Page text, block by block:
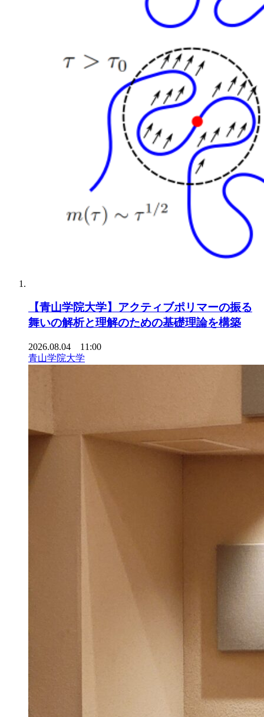
【青山学院大学】アクティブポリマーの振る
舞いの解析と理解のための基礎理論を構築
2026.08.04 11:00
青山学院大学